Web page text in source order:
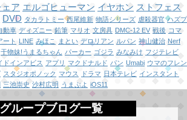
ア エルゴヒューマン イヤホン ストフェス
DVD タカラトミー 西尾維新 物語シリーズ 虐殺器官 ハズプ
動車 ディズニー 鉛筆 マリオ 文房具 DMC-12 EV 戦後 コマ
ート LINE みほこ まとい デロリアン ルパン 神山健治 Nerf
干物妹!うまるちゃん パーカー ゴジラ みなみけ フジテレビ
ドインアビス アプリ マクドナルド パン Umabi ウマのフレン
スタジオポノック マウス ドラマ 日本テレビ インスタント
三池崇史 沙村広明 うまぷよ iOS11
グループブログ一覧